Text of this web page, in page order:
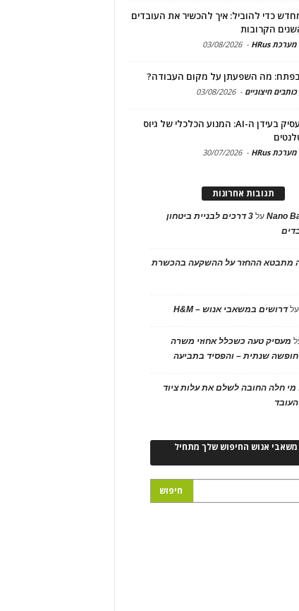
כדי להוביל: איך להכשיר את העובדים
הקרובות
מערכת HRus -
03/08/2026
בפתח: מה השפעתן על מקום העבודה?
כותבים חיצוניים -
03/08/2026
מיתוג מעסיק בעידן ה-AI: המנוע הכלכלי של גיוס
מערכת HRus -
30/07/2026
תגובות אחרונות
Nanoעל
3 דרכים לבניית ביטחון
מתבטא ההחזר על ההשקעה בהכשרת
דרושים במשאבי אנוש – H&M
מעסיק טעה כשכלל אחוזי משרה
חופשה שנתית – והפסיד בתביעה
מי חלה החובה לשלם את עלות ציוד
אנוש החיפוש שלך מתחיל